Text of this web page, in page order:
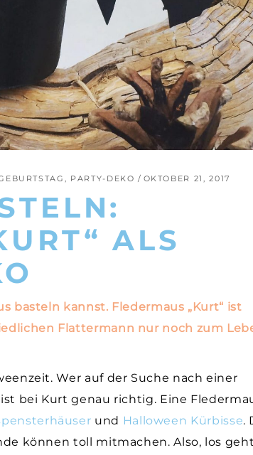
, PARTY-DEKO OKTOBER 21, 2017
ALS
basteln kannst. Fledermaus „Kurt“ ist
Flattermann nur noch zum
Wer auf der Suche nach einer
bei Kurt genau richtig. Eine
und Halloween Kürbisse.
können toll mitmachen. Also, los